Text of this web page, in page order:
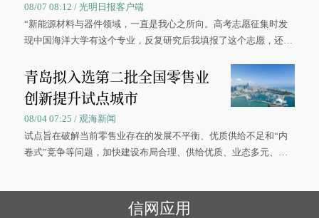
08/07 08:12 / 光明日报客户端
“新能源材料与器件领域，一直是我心之所向。高考志愿征集时发
现中国海洋大学有这个专业，反复研究后我填报了这个志愿，还真
大学材料科学与工程学院材料类专业的录取通知书。
青岛拟入选第二批全国零售业
创新提升试点城市
08/04 07:25 / 观海新闻
试点旨在破解当前零售业存在的发展不平衡、优质供给不足和“内
卷式”竞争等问题，加快建设布局合理、供给优质、业态多元、智
信网应用